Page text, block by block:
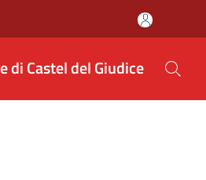
di Castel del Giudice